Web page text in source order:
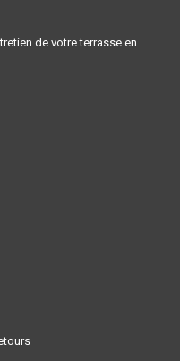
de votre terrasse en